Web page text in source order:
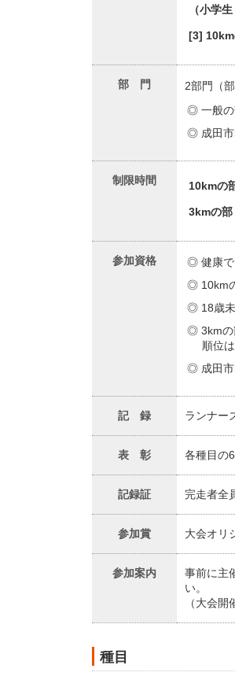
（小学
[3]
部 門
2部門（
一般
成田
制限時間 10kmの
3kmの部
参加資格
健康
10km
18歳
3km
順位
成田
記 録 ランナー
表 彰 各種目の
記録証 完走者全
参加賞 大会オリ
参加案内
事前に主
い。
（大会開
種目